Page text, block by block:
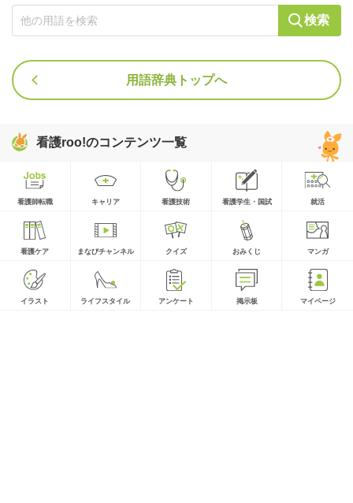
検索
用語辞典トップへ
看護roo!のコンテンツ一覧
看護師転職 キャリア 看護技術 看護学生・国試 就活
看護ケア まなびチャンネル クイズ おみくじ マンガ
イラスト ライフスタイル アンケート 掲示板 マイページ